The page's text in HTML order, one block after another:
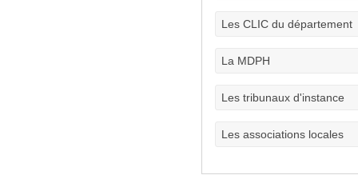
Les CLIC du département
La MDPH
Les tribunaux d'instance
Les associations locales